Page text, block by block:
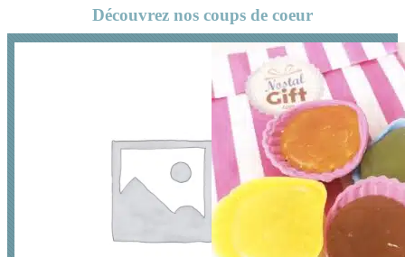
Découvrez nos coups de coeur